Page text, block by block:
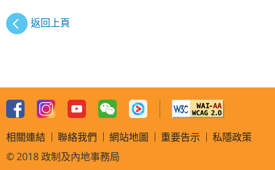
返回上頁
相關連結 聯絡我們 網站地圖 重要告示
私隱政策
© 2018 政制及內地事務局